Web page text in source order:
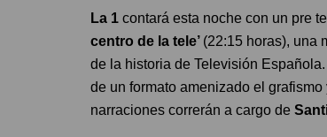
La 1 contará esta noche con un pre
centro de la tele’ (22:15 horas), una
de la historia de Televisión
de un formato amenizado el
narraciones correrán a cargo de